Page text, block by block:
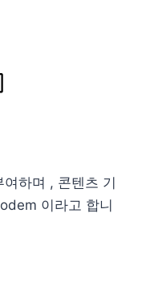
하며 , 콘텐츠 기
이라고 합니